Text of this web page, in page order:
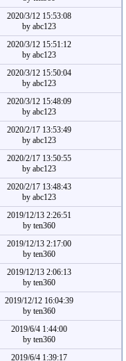
2020/3/12 15:53:08
by abc123
2020/3/12 15:51:12
by abc123
2020/3/12 15:50:04
by abc123
2020/3/12 15:48:09
by abc123
2020/2/17 13:53:49
by abc123
2020/2/17 13:50:55
by abc123
2020/2/17 13:48:43
by abc123
2019/12/13 2:26:51
by ten360
2019/12/13 2:17:00
by ten360
2019/12/13 2:06:13
by ten360
2019/12/12 16:04:39
by ten360
2019/6/4 1:44:00
by ten360
2019/6/4 1:39:17